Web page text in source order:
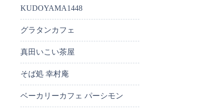
KUDOYAMA1448
グラタンカフェ
真田いこい茶屋
そば処 幸村庵
ベーカリーカフェ パーシモン